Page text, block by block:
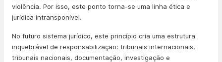
violência. Por isso, este ponto torna-se uma linha ética e
jurídica intransponível.
No futuro sistema jurídico, este princípio cria uma estrutura
inquebrável de responsabilização: tribunais internacionais,
tribunais nacionais, documentação, investigação e